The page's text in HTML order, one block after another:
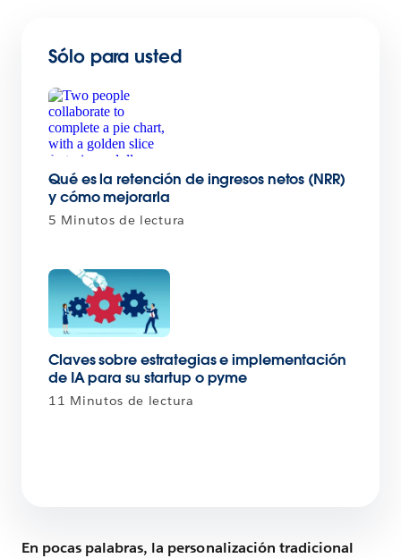
Sólo para usted
Qué es la retención de ingresos netos (NRR)
y cómo mejorarla
5 Minutos de lectura
Claves sobre estrategias e implementación
de IA para su startup o pyme
11 Minutos de lectura
En pocas palabras, la personalización tradicional